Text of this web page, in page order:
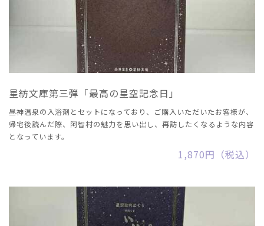
星紡文庫第三弾「最高の星空記念日」
昼神温泉の入浴剤とセットになっており、ご購入いただいたお客様が、
帰宅後読んだ際、阿智村の魅力を思い出し、再訪したくなるような内容
となっています。
1,870円（税込）